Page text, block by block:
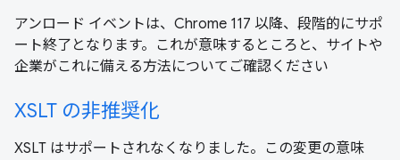
アンロード イベントは、Chrome 117 以降、段階的にサポ
ート終了となります。これが意味するところと、サイトや
企業がこれに備える方法についてご確認ください
XSLT の非推奨化
XSLT はサポートされなくなりました。この変更の意味